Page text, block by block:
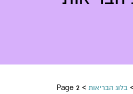
בלוג הבריאות >
Page 2